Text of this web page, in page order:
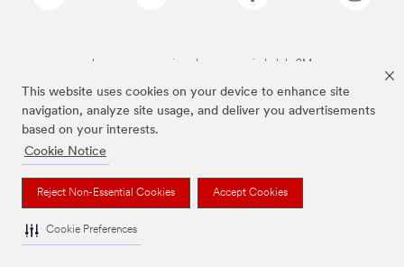
This website uses cookies on your device to enhance site
navigation, analyze site usage, and deliver you advertisements
based on your interests.
Cookie Notice
Reject Non-Essential Cookies Accept Cookies
Cookie Preferences
Las marcas mencionadas son propiedad de 3M